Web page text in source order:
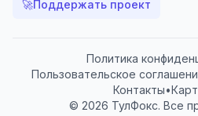
🚀Поддержать проект
Политика
Пользовательское
Контакты•
© 2026 ТулФокс. Все